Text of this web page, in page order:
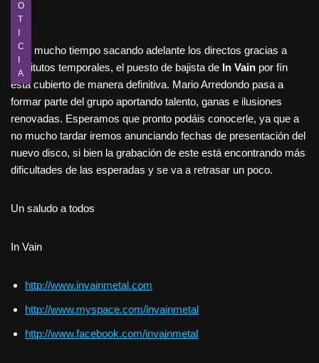
O
T
C
A
Tras mucho tiempo sacando adelante los directos gracias a
sustitutos temporales, el puesto de bajista de In Vain por fín
está cubierto de manera definitiva. Mario Arredondo pasa a
formar parte del grupo aportando talento, ganas e ilusiones
renovadas. Esperamos que pronto podáis conocerle, ya que a
no mucho tardar iremos anunciando fechas de presentación del
nuevo disco, si bien la grabación de este está encontrando más
dificultades de las esperadas y se va a retrasar un poco.
Un saludo a todos
In Vain
http://www.invainmetal.com
http://www.myspace.com/invainmetal
http://www.facebook.com/invainmetal